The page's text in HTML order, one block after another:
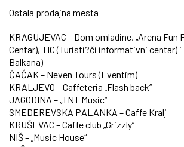
Ostala prodajna mesta
KRAGUJEVAC – Dom omladine, „Arena Fun
Centar), TIC (Turisti?či informativni centar)
Balkana)
ČAČAK – Neven Tours (Eventim)
KRALJEVO – Caffeteria „Flash back“
JAGODINA – „TNT Music“
SMEDEREVSKA PALANKA – Caffe Kralj
KRUŠEVAC – Caffe club „Grizzly“
NIŠ – „Music House“